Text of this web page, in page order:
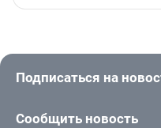
Подписаться на
Сообщить новость